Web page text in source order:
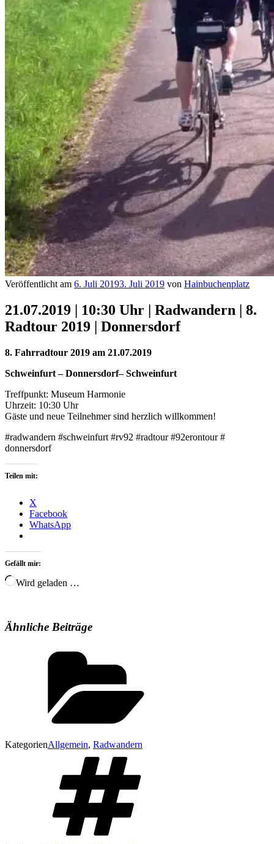
Veröffentlicht am 6. Juli 20193. Juli 2019 von Hainbuchenplatz
21.07.2019 | 10:30 Uhr | Radwandern | 8.
Radtour 2019 | Donnersdorf
8. Fahrradtour 2019 am 21.07.2019
Schweinfurt – Donnersdorf– Schweinfurt
Treffpunkt: Museum Harmonie
Uhrzeit: 10:30 Uhr
Gäste und neue Teilnehmer sind herzlich willkommen!
#radwandern #schweinfurt #rv92 #radtour #92erontour #
donnersdorf
Teilen mit:
X
Facebook
WhatsApp
Gefällt mir:
Wird geladen …
Ähnliche Beiträge
KategorienAllgemein, Radwandern